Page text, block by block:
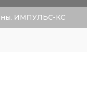
ИМПУЛЬС-КС